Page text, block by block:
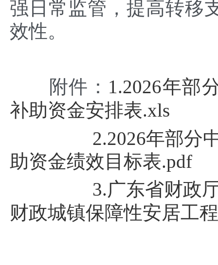
强日常监管，提高转移
效性。
附件： 1.2026年部
补助资金安排表.xls
2.2026年部分
助资金绩效目标表.pdf
3.广东省财政厅关
财政城镇保障性安居工